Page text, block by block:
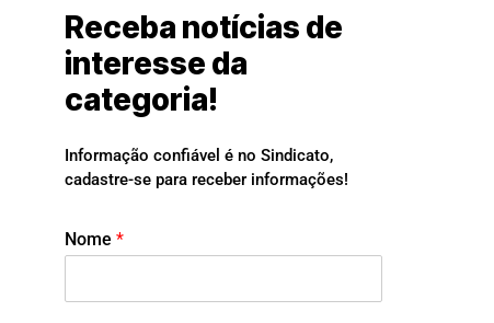
Receba notícias de
interesse da
categoria!
Informação confiável é no Sindicato,
cadastre-se para receber informações!
Nome *